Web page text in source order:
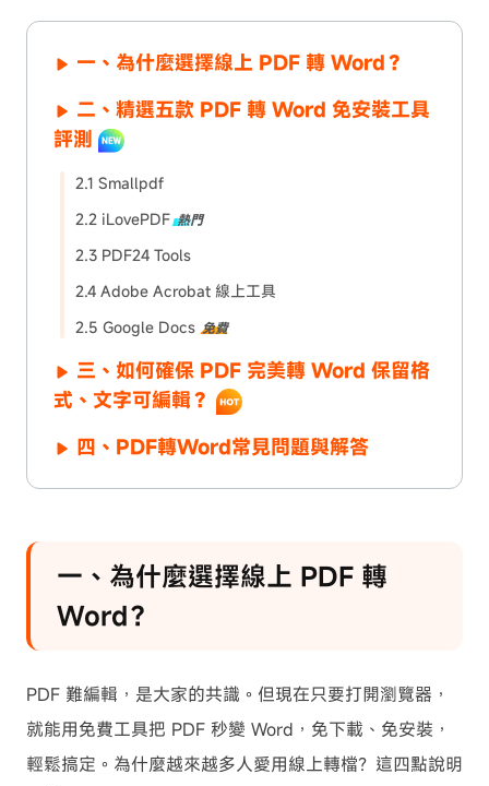
一、為什麼選擇線上 PDF 轉 Word？
二、精選五款 PDF 轉 Word 免安裝工具
評測
2.1 Smallpdf
2.2 iLovePDF 熱門
2.3 PDF24 Tools
2.4 Adobe Acrobat 線上工具
2.5 Google Docs 免費
三、如何確保 PDF 完美轉 Word 保留格
式、文字可編輯？
四、PDF轉Word常見問題與解答
一、為什麼選擇線上 PDF 轉
Word？
PDF 難編輯，是大家的共識。但現在只要打開瀏覽器，
就能用免費工具把 PDF 秒變 Word，免下載、免安裝，
輕鬆搞定。為什麼越來越多人愛用線上轉檔？這四點說明